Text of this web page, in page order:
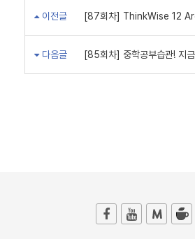
이전글 [87회차] ThinkWise 12
다음글 [85회차] 중학공부습관! 지